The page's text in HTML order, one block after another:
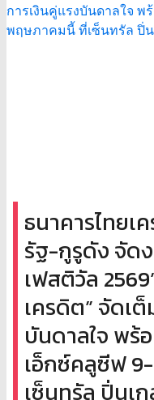
ธนาคารไทย
รัฐ-กูรูดัง จัด
เฟสติวัล
เครดิต” จัดเ
บันดาลใจ พร้
เอ็กซ์คลูซีฟ
เซ็นทรัล ปิ่นเ